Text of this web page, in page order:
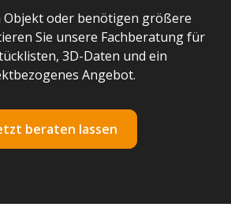
Objekt oder benötigen größere
Sie unsere Fachberatung für
3D-Daten und ein
Angebot.
beraten lassen